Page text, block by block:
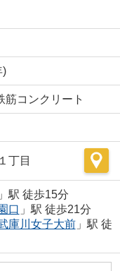
)
筋コンクリート
１丁目
」駅 徒歩15分
口 」駅 徒歩21分
庫川女子大前」駅 徒